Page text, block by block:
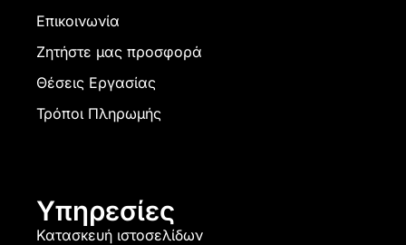
Επικοινωνία
Ζητήστε μας προσφορά
Θέσεις Εργασίας
Τρόποι Πληρωμής
Υπηρεσίες
Κατασκευή ιστοσελίδων